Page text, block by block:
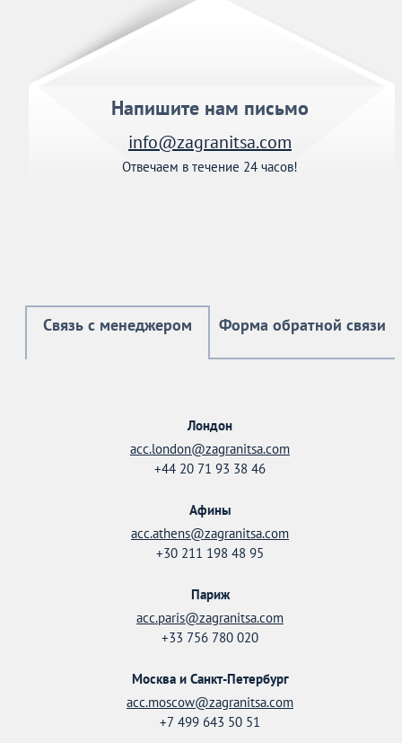
Напишите нам письмо
info@zagranitsa.com
Отвечаем в течение 24 часов!
Связь с менеджером Форма обратной связи
Лондон
acc.london@zagranitsa.com
+44 20 71 93 38 46
Афины
acc.athens@zagranitsa.com
+30 211 198 48 95
Париж
acc.paris@zagranitsa.com
+33 756 780 020
Москва и Санкт-Петербург
acc.moscow@zagranitsa.com
+7 499 643 50 51